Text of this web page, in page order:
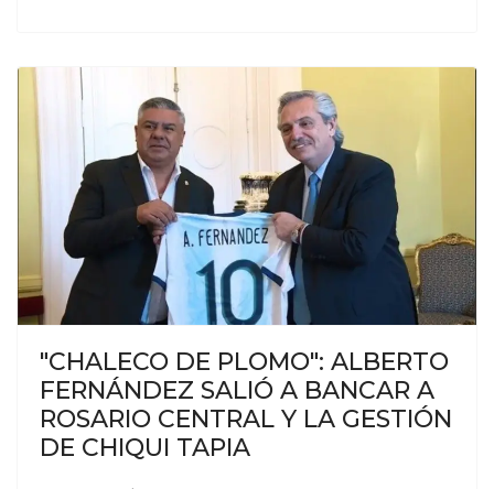
"CHALECO DE PLOMO": ALBERTO
FERNÁNDEZ SALIÓ A BANCAR A
ROSARIO CENTRAL Y LA GESTIÓN
DE CHIQUI TAPIA